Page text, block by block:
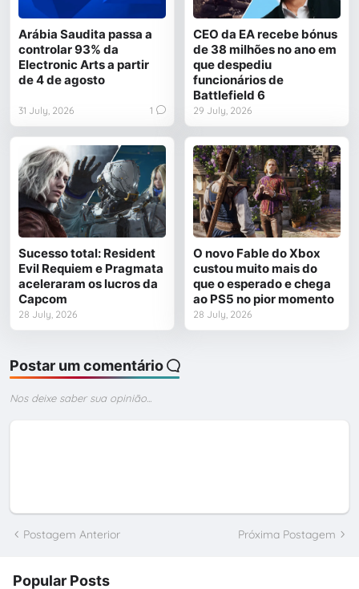
Arábia Saudita passa a
controlar 93% da
Electronic Arts a partir
de 4 de agosto
31 July, 2026 1
CEO da EA recebe bónus
de 38 milhões no ano em
que despediu
funcionários de
Battlefield 6
29 July, 2026
Sucesso total: Resident
Evil Requiem e Pragmata
aceleraram os lucros da
Capcom
28 July, 2026
O novo Fable do Xbox
custou muito mais do
que o esperado e chega
ao PS5 no pior momento
28 July, 2026
Postar um comentário
Nos deixe saber sua opinião...
Postagem Anterior Próxima Postagem
Popular Posts